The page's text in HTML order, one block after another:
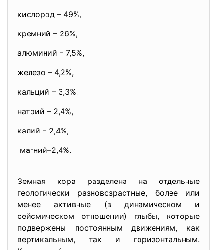
кислород – 49%,
кремний – 26%,
алюминий – 7,5%,
железо – 4,2%,
кальций – 3,3%,
натрий – 2,4%,
калий – 2,4%,
магний–2,4%.
Земная кора разделена на отдельные
геологически разновозрастные, более или
менее активные (в динамическом и
сейсмическом отношении) глыбы, которые
подвержены постоянным движениям, как
вертикальным, так и горизонтальным.